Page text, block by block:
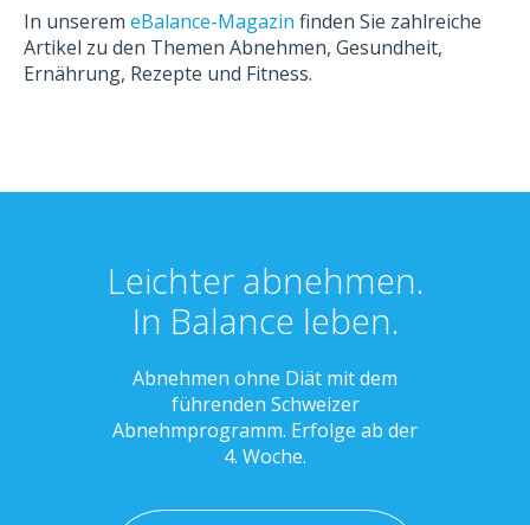
In unserem eBalance-Magazin finden Sie zahlreiche
Artikel zu den Themen Abnehmen, Gesundheit,
Ernährung, Rezepte und Fitness.
Leichter abnehmen.
In Balance leben.
Abnehmen ohne Diät mit dem
führenden Schweizer
Abnehmprogramm. Erfolge ab der
4. Woche.